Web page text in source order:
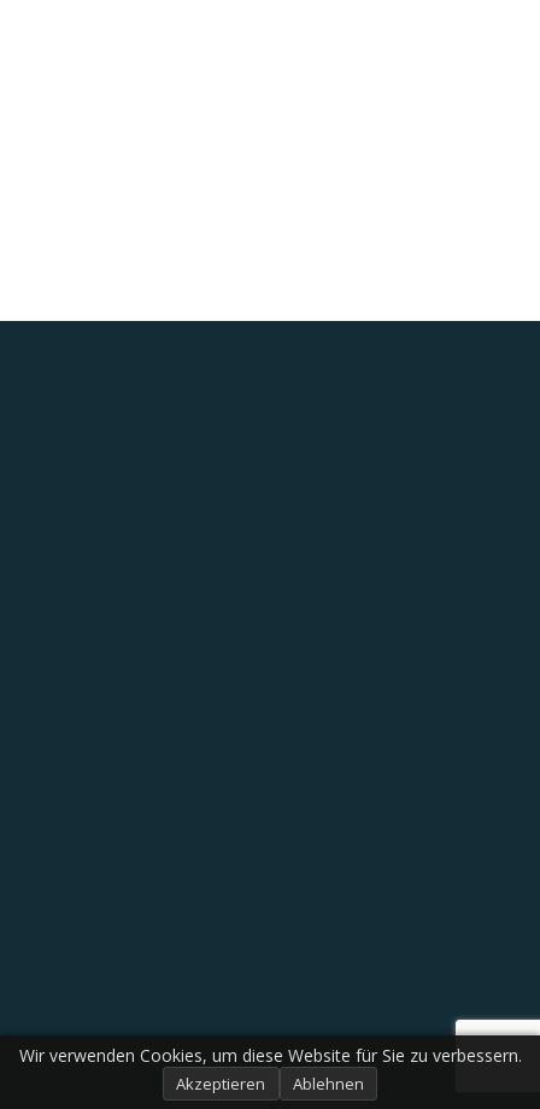
Wir verwenden Cookies, um diese Website für Sie zu verbessern.
Akzeptieren Ablehnen